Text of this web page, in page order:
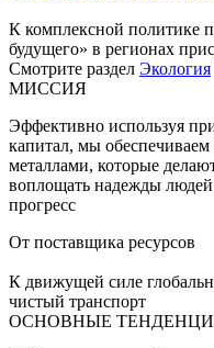
К комплексной политике
будущего» в регионах
Смотрите раздел Экология
МИССИЯ
Эффективно используя
капитал, мы
металлами, которые
воплощать надежды людей
прогресс
От поставщика ресурсов
К движущей силе
чистый транспорт
ОСНОВНЫЕ